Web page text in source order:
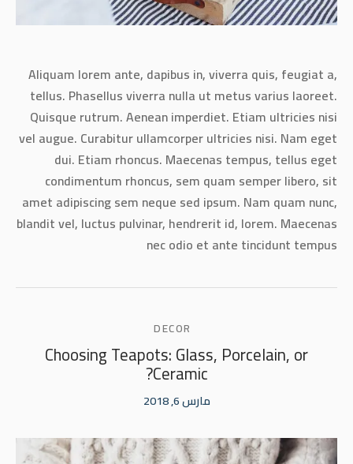
Aliquam lorem ante, dapibus in, viverra quis, feugiat a,
tellus. Phasellus viverra nulla ut metus varius laoreet.
Quisque rutrum. Aenean imperdiet. Etiam ultricies nisi
vel augue. Curabitur ullamcorper ultricies nisi. Nam eget
dui. Etiam rhoncus. Maecenas tempus, tellus eget
condimentum rhoncus, sem quam semper libero, sit
amet adipiscing sem neque sed ipsum. Nam quam nunc,
blandit vel, luctus pulvinar, hendrerit id, lorem. Maecenas
nec odio et ante tincidunt tempus
DECOR
Choosing Teapots: Glass, Porcelain, or
Ceramic?
مارس 6, 2018